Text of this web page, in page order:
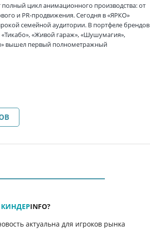
цикл анимационного производства: от
и PR-продвижения. Сегодня в «ЯРКО»
семейной аудитории. В портфеле брендов
«Живой гараж», «Шушумагия»,
вышел первый полнометражный
КИНДЕРINFO?
актуальна для игроков рынка